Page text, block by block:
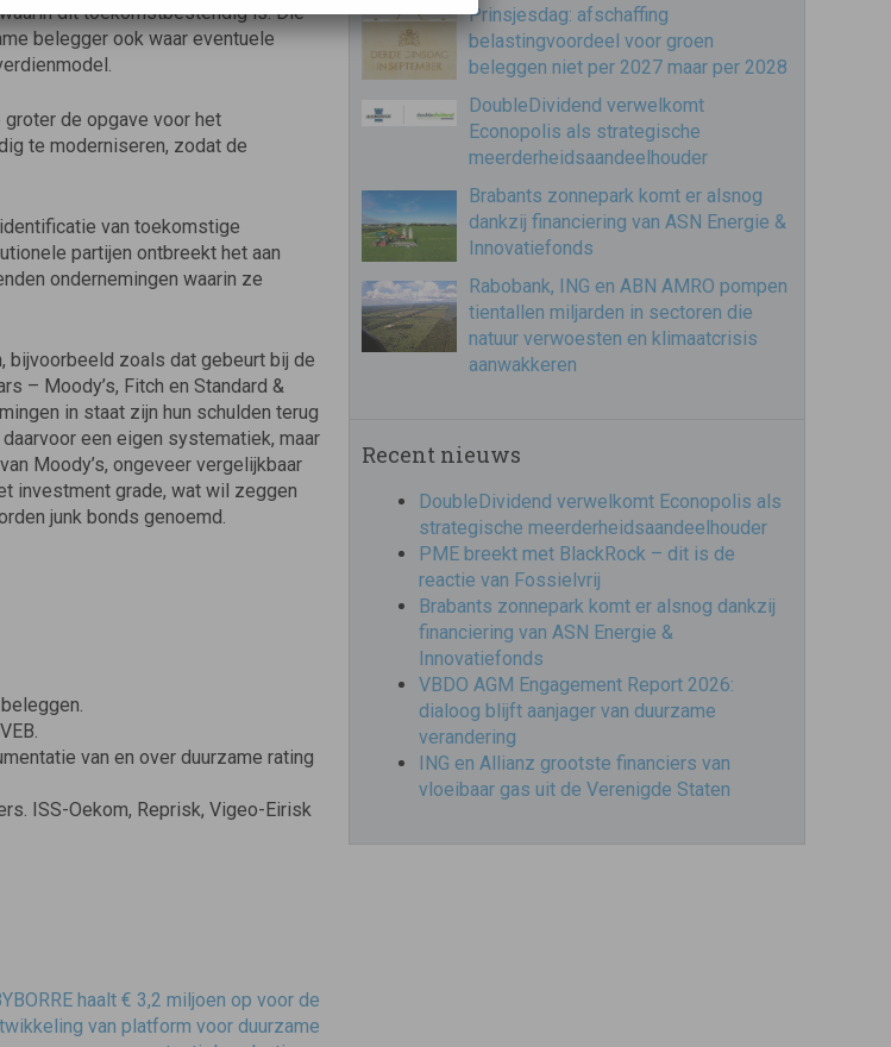
dit toekomstbestendig is. Die
belegger ook waar eventuele
de opgave voor het
te moderniseren, zodat de
van toekomstige
partijen ontbreekt het aan
ondernemingen waarin ze
bijvoorbeeld zoals dat gebeurt bij de
– Moody’s, Fitch en Standard &
in staat zijn hun schulden terug
een eigen systematiek, maar
Moody’s, ongeveer vergelijkbaar
investment grade, wat wil zeggen
junk bonds genoemd.
van en over duurzame rating
ISS-Oekom, Reprisk, Vigeo-Eirisk
haalt € 3,2 miljoen op voor de
van platform voor duurzame
Prinsjesdag: afschaffing
belastingvoordeel voor groen
beleggen niet per 2027 maar per 2028
DoubleDividend verwelkomt
Econopolis als strategische
meerderheidsaandeelhouder
Brabants zonnepark komt er alsnog
dankzij financiering van ASN Energie &
Innovatiefonds
Rabobank, ING en ABN AMRO pompen
tientallen miljarden in sectoren die
natuur verwoesten en klimaatcrisis
aanwakkeren
Recent nieuws
DoubleDividend verwelkomt Econopolis als
strategische meerderheidsaandeelhouder
PME breekt met BlackRock – dit is de
reactie van Fossielvrij
Brabants zonnepark komt er alsnog dankzij
financiering van ASN Energie &
Innovatiefonds
VBDO AGM Engagement Report 2026:
dialoog blijft aanjager van duurzame
verandering
ING en Allianz grootste financiers van
vloeibaar gas uit de Verenigde Staten